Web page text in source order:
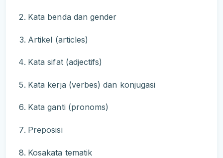
Kata benda dan gender
Artikel (articles)
Kata sifat (adjectifs)
Kata kerja (verbes) dan konjugasi
Kata ganti (pronoms)
Preposisi
Kosakata tematik